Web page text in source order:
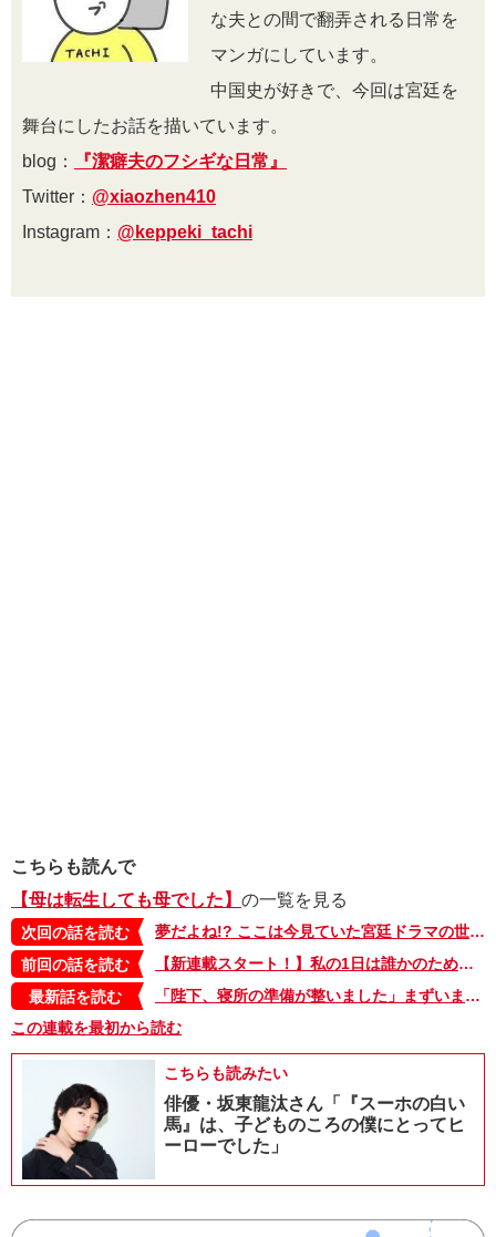
な夫との間で翻弄される日常を
マンガにしています。
中国史が好きで、今回は宮廷を
舞台にしたお話を描いています。
blog：
『潔癖夫のフシギな日常』
Twitter： @xiaozhen410
Instagram： @keppeki_tachi
こちらも読んで
【母は転生しても母でした】 の一覧を見る
次回の話を読む
夢だよね!? ここは今見ていた宮廷ドラマの世界。何で私ここにいるの？【母は転生しても母でした・2】
前回の話を読む
【新連載スタート！】私の1日は誰かのためのもの。そんな毎日が続くのだと思っていた【母は転生しても母でした・1】
最新話を読む
「陛下、寝所の準備が整いました」まずいまずいっ!! 逃げられない――!!!【母は転生しても母でした・8】
この連載を最初から読む
こちらも読みたい
俳優・坂東龍汰さん「『スーホの白い
馬』は、子どものころの僕にとってヒ
ーローでした」